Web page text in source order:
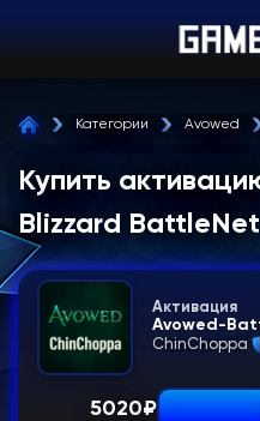
Категории Avowed
Купить
Blizzard BattleNet
Активация
Avowed-
ChinChoppa
5020₽